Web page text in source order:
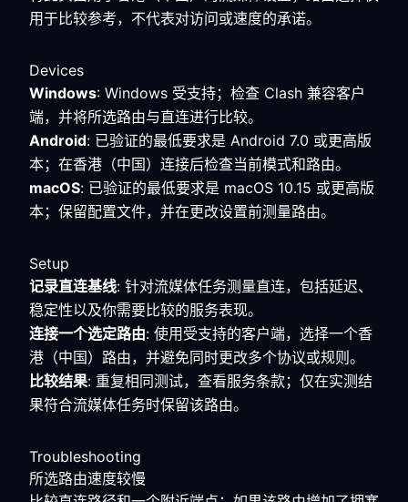
用于比较参考，不代表对访问或速度的承诺。
Devices
Windows: Windows 受支持；检查 Clash 兼容客户
端，并将所选路由与直连进行比较。
Android: 已验证的最低要求是 Android 7.0 或更高版
本；在香港（中国）连接后检查当前模式和路由。
macOS: 已验证的最低要求是 macOS 10.15 或更高版
本；保留配置文件，并在更改设置前测量路由。
Setup
记录直连基线: 针对流媒体任务测量直连，包括延迟、
稳定性以及你需要比较的服务表现。
连接一个选定路由: 使用受支持的客户端，选择一个香
港（中国）路由，并避免同时更改多个协议或规则。
比较结果: 重复相同测试，查看服务条款；仅在实测结
果符合流媒体任务时保留该路由。
Troubleshooting
所选路由速度较慢